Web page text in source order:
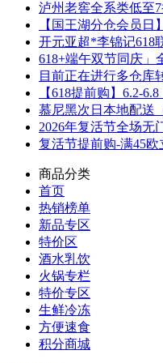
泸州老窖全系类低至
【国王湖分仓会员
开元亚超*李锦记618
618+端午双节同庆」
目前正在进行多仓库
【618提前购】6.2-
慕尼黑次日本地配送
2026年复活节全场无
复活节提前购-满45欧
商品分类
首页
热销榜单
新品专区
特价区
酒水乳饮
火锅专栏
特价专区
生鲜冷冻
方便速食
积分商城